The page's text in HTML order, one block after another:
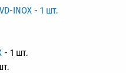
INOX - 1 шт.
- 1 шт.